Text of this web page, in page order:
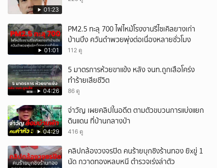
01:23
01:01
PM2.5 ทะลุ 700 ไฟไหม้โรงงานรีไซเคิลยางเก่า
บ้านบึง ควันดำพวยพุ่งต่อเนื่องหลายชั่วโมง
112 ดู
04:26
5 มาตรการห้วยขาแข้ง หลัง จนท.ถูกเสือโคร่ง
ทำร้ายเสียชีวิต
86 ดู
04:29
จ่าวัญ เผยคลิปในอดีต ตามตัวขบวนการแบ่งแยก
ดินแดน ที่บ้านกลางป่า
416 ดู
คลิปกล้องวงจรปิด คนร้ายบุกชิงร้านทอง ยิxขู่ 1
นัด กวาดทองหลบหนี ตำรวจเร่งล่าตัว